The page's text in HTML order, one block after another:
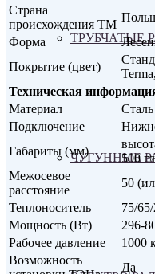
ТРУБЧАТЫЕ
ЧУГУННЫЕ
Страна
происхождения ТМ
Форма
Покрытие (цвет)
Техническая
Материал
Сталь
Подключение
Габариты (мм)
500
Межосевое
расстояние
50
Теплоноситель
75/
Мощность (Вт)
296-
Рабочее давление
1000
Возможность
Да